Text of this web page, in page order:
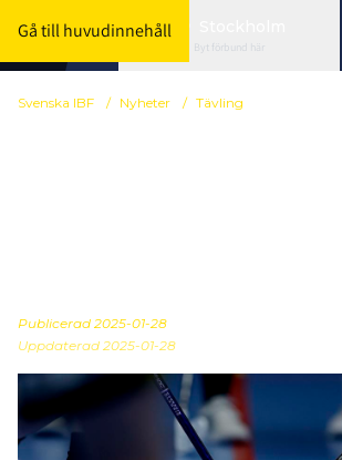
Gå till huvudinnehåll
Byt förbund här
Svenska IBF / Nyheter / Tävling
Publicerad 2025-01-28
Uppdaterad 2025-01-28